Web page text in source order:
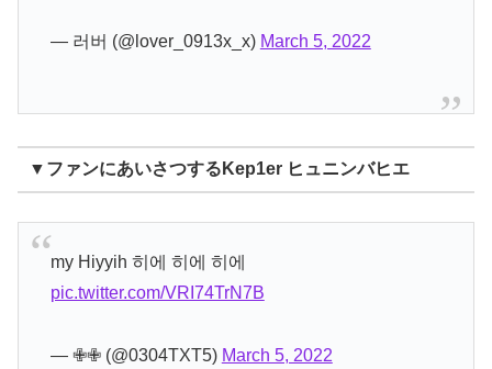
— 러버 (@lover_0913x_x) March 5, 2022
▼ファンにあいさつするKep1er ヒュニンバヒエ
my Hiyyih 히에 히에 히에
pic.twitter.com/VRI74TrN7B
— ✙✙ (@0304TXT5) March 5, 2022